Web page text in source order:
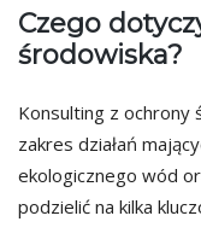
Czego
środowiska?
Konsulting z ochrony
zakres działań
ekologicznego wód
podzielić na kilka